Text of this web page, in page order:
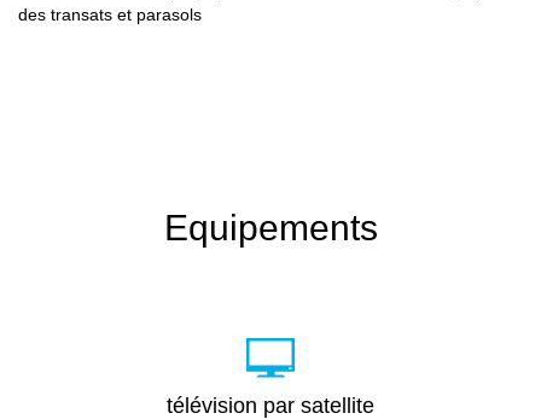
des transats et parasols
Equipements
télévision par satellite